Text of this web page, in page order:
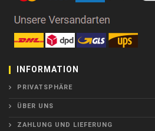
INFORMATION
PRIVATSPHÄRE
ÜBER UNS
ZAHLUNG UND LIEFERUNG